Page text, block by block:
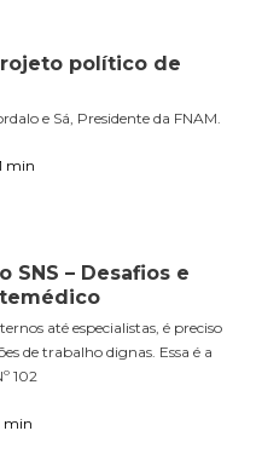
político de
e Sá, Presidente da FNAM.
min
SNS – Desafios e
até especialistas, é preciso
de trabalho dignas. Essa é a
102
min